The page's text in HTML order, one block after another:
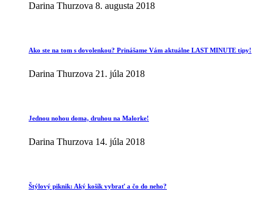
Darina Thurzova 8. augusta 2018
Ako ste na tom s dovolenkou? Prinášame Vám aktuálne LAST MINUTE tipy!
Darina Thurzova 21. júla 2018
Jednou nohou doma, druhou na Malorke!
Darina Thurzova 14. júla 2018
Štýlový piknik: Aký košík vybrať a čo do neho?